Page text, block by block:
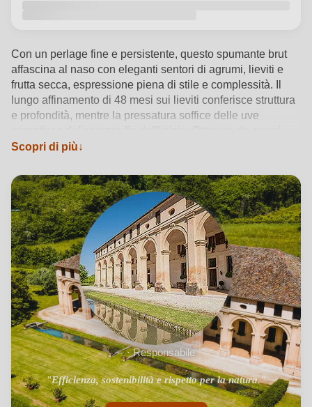
Con un perlage fine e persistente, questo spumante brut
affascina al naso con eleganti sentori di agrumi, lieviti e
frutta secca, espressione piena di stile e complessità. Il
lungo affinamento di 48 mesi sui lieviti conferisce struttura
e profondità, mentre la pressatura soffice delle uve
bianco, è perfetto tra gli antipasti di mare o con frutti di
tradizione del Montello, trasforma il terroir veneto in uno
spumante raffinato, ideale a 6-8°C per momenti speciali o
conviviali.Vedi dettagli del prodotto →
Scopri di più
-- · Responsabile
"Efficienza, sostenibilità e rispetto per la natura."